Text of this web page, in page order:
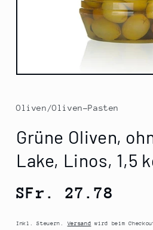
Medien
Modal
öffnen
Oliven/Oliven-Pasten
Grüne Oliven,
Lake, Linos, 1,5
Normaler
SFr. 27.78
Inkl. Steuern.Versand wird beim